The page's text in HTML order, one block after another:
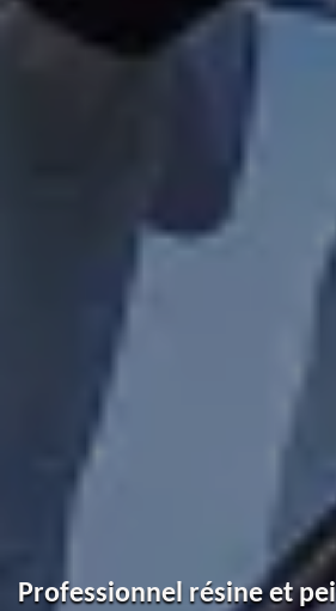
Professionnel résine et